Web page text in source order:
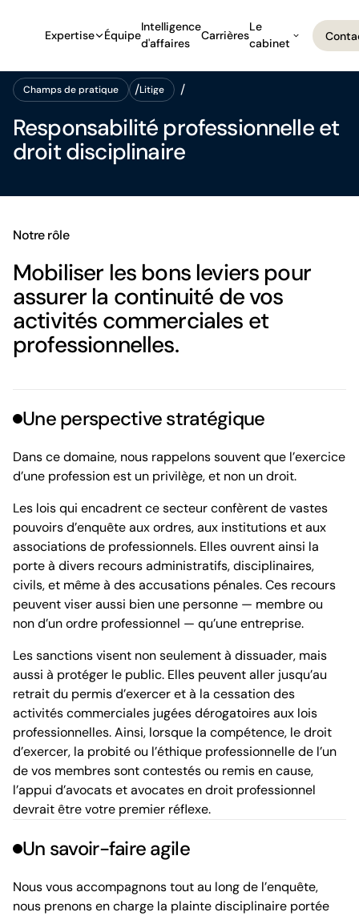
Expertise Équipe
Intelligence
d'affaires
Carrières
Le
cabinet
Champs de pratique
Litige
Responsabilité professionnelle et
droit disciplinaire
Notre rôle
Mobiliser les bons leviers pour
assurer la continuité de vos
activités commerciales et
professionnelles.
Une perspective stratégique
Dans ce domaine, nous rappelons souvent que l’exercice
d’une profession est un privilège, et non un droit.
Les lois qui encadrent ce secteur confèrent de vastes
pouvoirs d’enquête aux ordres, aux institutions et aux
associations de professionnels. Elles ouvrent ainsi la
porte à divers recours administratifs, disciplinaires,
civils, et même à des accusations pénales. Ces recours
peuvent viser aussi bien une personne — membre ou
non d’un ordre professionnel — qu’une entreprise.
Les sanctions visent non seulement à dissuader, mais
aussi à protéger le public. Elles peuvent aller jusqu’au
retrait du permis d’exercer et à la cessation des
activités commerciales jugées dérogatoires aux lois
professionnelles. Ainsi, lorsque la compétence, le droit
d’exercer, la probité ou l’éthique professionnelle de l’un
de vos membres sont contestés ou remis en cause,
l’appui d’avocats et avocates en droit professionnel
devrait être votre premier réflexe.
Un savoir-faire agile
Nous vous accompagnons tout au long de l’enquête,
nous prenons en charge la plainte disciplinaire portée